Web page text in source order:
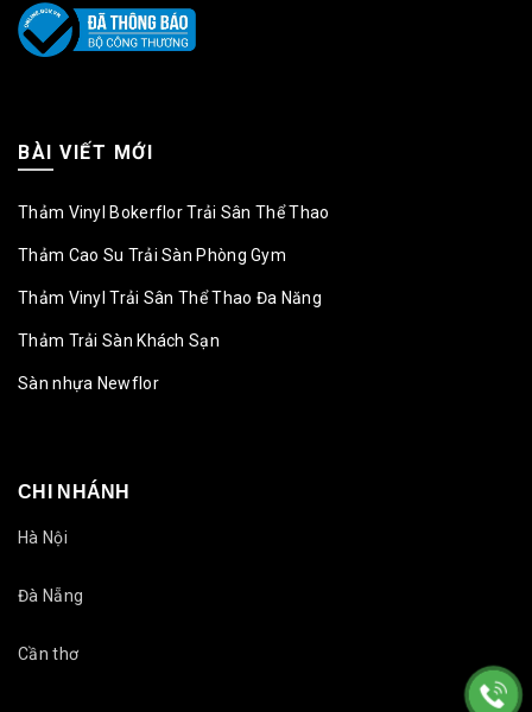
BÀI VIẾT MỚI
Thảm Vinyl Bokerflor Trải Sân Thể Thao
Thảm Cao Su Trải Sàn Phòng Gym
Thảm Vinyl Trải Sân Thể Thao Đa Năng
Thảm Trải Sàn Khách Sạn
Sàn nhựa Newflor
CHI NHÁNH
Hà Nội
Đà Nẵng
Cần thơ